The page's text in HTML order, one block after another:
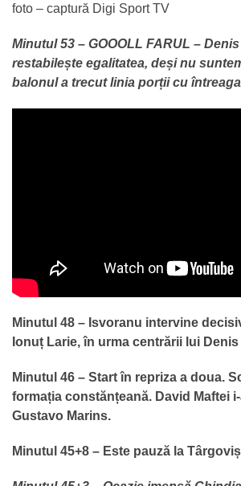
foto – captură Digi Sport TV
Minutul 53 – GOOOLL FARUL –
restabilește egalitatea, deși nu
balonul a trecut linia porții cu
Minutul 48 – Isvoranu intervine
Ionuț Larie, în urma centrării lui
Minutul 46 – Start în repriza a doua.
formația constănțeană. David Maftei
Gustavo Marins.
Minutul 45+8 – Este pauză la